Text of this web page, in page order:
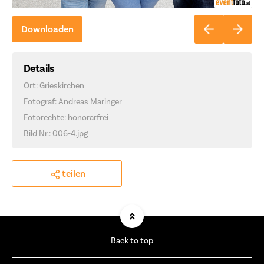
Downloaden
Details
Ort: Grieskirchen
Fotograf: Andreas Maringer
Fotorechte: honorarfrei
Bild Nr.: 006-4.jpg
teilen
Back to top